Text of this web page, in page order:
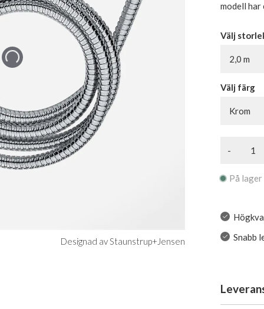
Designad av Staunstrup+Jensen
modell har
Välj
2,0 m
Välj färg
Krom
-
På
Snabb